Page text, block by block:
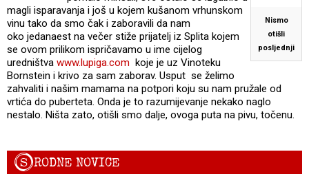
Nismo
otišli
posljednji
magli isparavanja i još u kojem kušanom vrhunskom
vinu tako da smo čak i zaboravili da nam
oko jedanaest na večer stiže prijatelj iz Splita kojem
se ovom prilikom ispričavamo u ime cijelog
uredništva www.lupiga.com koje je uz Vinoteku
Bornstein i krivo za sam zaborav. Usput se želimo
zahvaliti i našim mamama na potpori koju su nam pružale od
vrtića do puberteta. Onda je to razumijevanje nekako naglo
nestalo. Ništa zato, otišli smo dalje, ovoga puta na pivu, točenu.
SRODNE NOVICE